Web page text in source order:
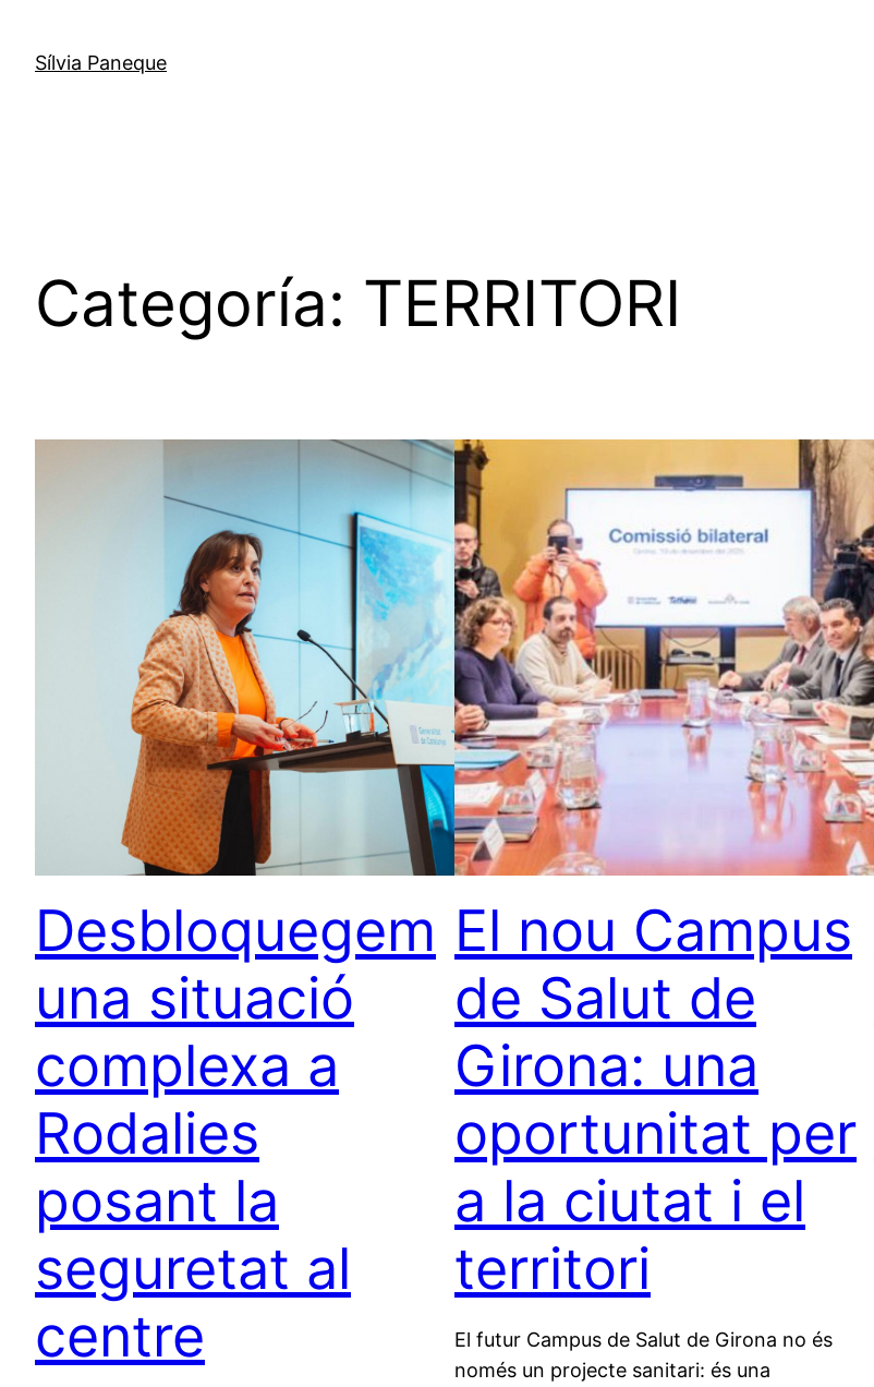
Sílvia Paneque
Categoría: TERRITORI
Desbloquegem
una situació
complexa a
Rodalies
posant la
seguretat al
centre
El nou Campus
de Salut de
Girona: una
oportunitat per
a la ciutat i el
territori
El futur Campus de Salut de Girona no és
només un projecte sanitari: és una